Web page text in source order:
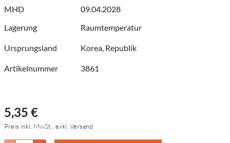
MHD
09.04.2028
Lagerung
Raumtemperatur
Ursprungsland Korea, Republik
Artikelnummer 3861
5,35 €
Preis inkl. MwSt., exkl. Versand